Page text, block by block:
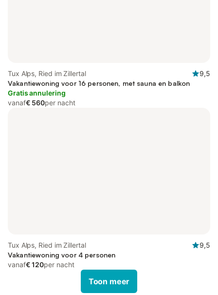
Tux Alps, Ried im Zillertal
9,5
Vakantiewoning voor 16 personen, met sauna en balkon
Gratis annulering
vanaf€ 560per nacht
Tux Alps, Ried im Zillertal
9,5
Vakantiewoning voor 4 personen
vanaf€ 120per nacht
Toon meer